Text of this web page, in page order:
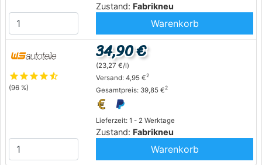
Zustand: Fabrikneu
Warenkorb
starstarstarstarstar_half
(96 %)
Lieferzeit: 1 - 2 Werktage
Zustand: Fabrikneu
34,90 €
(23,27 €/l)
Versand: 4,95 €2
Gesamtpreis: 39,85 €2
Warenkorb